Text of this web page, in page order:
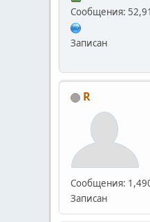
Сообщения:
Записан
R
Сообщения:
Записан